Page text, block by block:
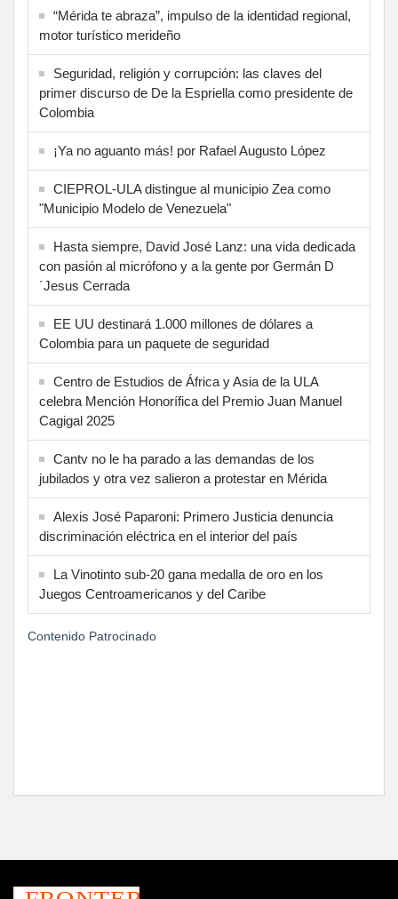
“Mérida te abraza”, impulso de la identidad regional,
motor turístico merideño
Seguridad, religión y corrupción: las claves del
primer discurso de De la Espriella como presidente de
Colombia
¡Ya no aguanto más! por Rafael Augusto López
CIEPROL-ULA distingue al municipio Zea como
"Municipio Modelo de Venezuela"
Hasta siempre, David José Lanz: una vida dedicada
con pasión al micrófono y a la gente por Germán D
´Jesus Cerrada
EE UU destinará 1.000 millones de dólares a
Colombia para un paquete de seguridad
Centro de Estudios de África y Asia de la ULA
celebra Mención Honorífica del Premio Juan Manuel
Cagigal 2025
Cantv no le ha parado a las demandas de los
jubilados y otra vez salieron a protestar en Mérida
Alexis José Paparoni: Primero Justicia denuncia
discriminación eléctrica en el interior del país
La Vinotinto sub-20 gana medalla de oro en los
Juegos Centroamericanos y del Caribe
Contenido Patrocinado